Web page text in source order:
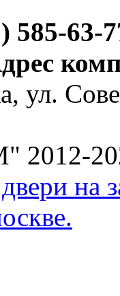
585-63-
ул.
на